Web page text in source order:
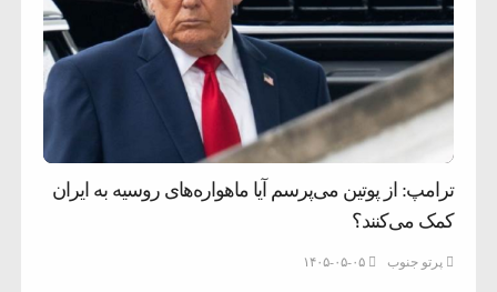
ترامپ: از پوتین می‌پرسم آیا ماهواره‌های روسیه به ایران
کمک می‌کنند؟
پرتو جنوب ۱۴۰۵-۰۵-۰۵